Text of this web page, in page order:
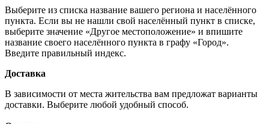
Выберите из списка название вашего региона и населённого
пункта. Если вы не нашли свой населённый пункт в списке,
выберите значение «Другое местоположение» и впишите
название своего населённого пункта в графу «Город».
Введите правильный индекс.
Доставка
В зависимости от места жительства вам предложат варианты
доставки. Выберите любой удобный способ.